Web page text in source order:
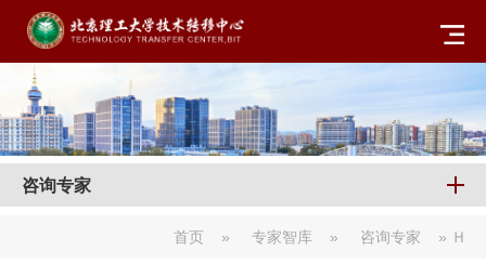
咨询专家
首页 » 专家智库 » 咨询专家 » Ｈ